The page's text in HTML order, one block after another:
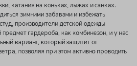
катания на коньках, лыжах и санках.
зимними забавами и избежать
производители детской одежды
гардероба, как комбинезон, и у нас
вариант, который защитит от
позволяя при этом активно проводить